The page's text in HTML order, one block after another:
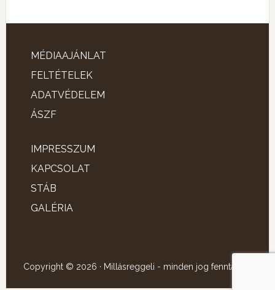
MÉDIAAJÁNLAT
FELTÉTELEK
ADATVÉDELEM
ÁSZF
IMPRESSZUM
KAPCSOLAT
STÁB
GALÉRIA
Copyright © 2026 · Millásreggeli - minden jog fenntartva!